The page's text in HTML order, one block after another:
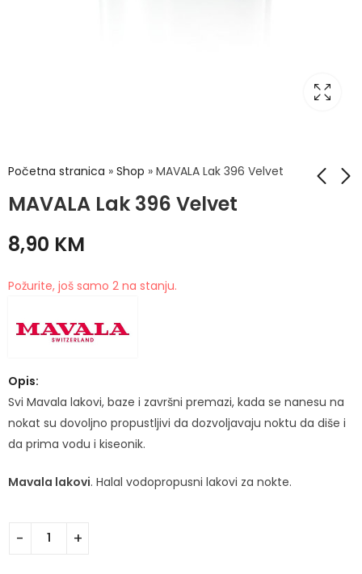
Početna stranica » Shop » MAVALA Lak 396 Velvet
MAVALA Lak 396 Velvet
8,90 KM
Požurite, još samo 2 na stanju.
Opis:
Svi Mavala lakovi, baze i završni premazi, kada se nanesu na
nokat su dovoljno propustljivi da dozvoljavaju noktu da diše i
da prima vodu i kiseonik.
Mavala lakovi. Halal vodopropusni lakovi za nokte.